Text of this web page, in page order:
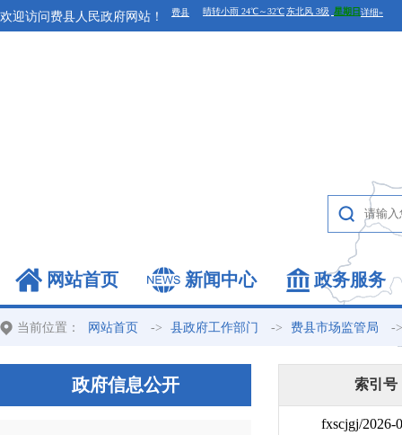
欢迎访问费县人民政府网站！
网站首页 新闻中心 政务服务
当前位置： 网站首页 -> 县政府工作部门 -> 费县市场监管局 ->
政府信息公开 索引号
fxscjgj/2026-